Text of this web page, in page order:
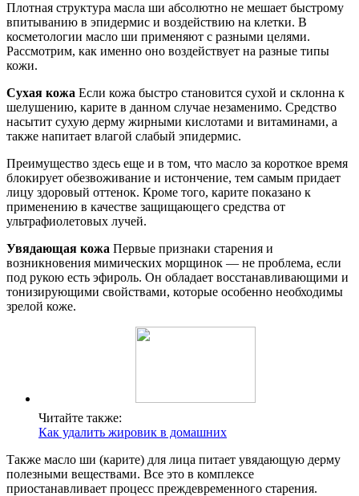
Плотная структура масла ши абсолютно не мешает быстрому
впитыванию в эпидермис и воздействию на клетки. В
косметологии масло ши применяют с разными целями.
Рассмотрим, как именно оно воздействует на разные типы
кожи.
Сухая кожа Если кожа быстро становится сухой и склонна к
шелушению, карите в данном случае незаменимо. Средство
насытит сухую дерму жирными кислотами и витаминами, а
также напитает влагой слабый эпидермис.
Преимущество здесь еще и в том, что масло за короткое время
блокирует обезвоживание и истончение, тем самым придает
лицу здоровый оттенок. Кроме того, карите показано к
применению в качестве защищающего средства от
ультрафиолетовых лучей.
Увядающая кожа Первые признаки старения и
возникновения мимических морщинок — не проблема, если
под рукою есть эфироль. Он обладает восстанавливающими и
тонизирующими свойствами, которые особенно необходимы
зрелой коже.
Читайте также:
Как удалить жировик в домашних
Также масло ши (карите) для лица питает увядающую дерму
полезными веществами. Все это в комплексе
приостанавливает процесс преждевременного старения.